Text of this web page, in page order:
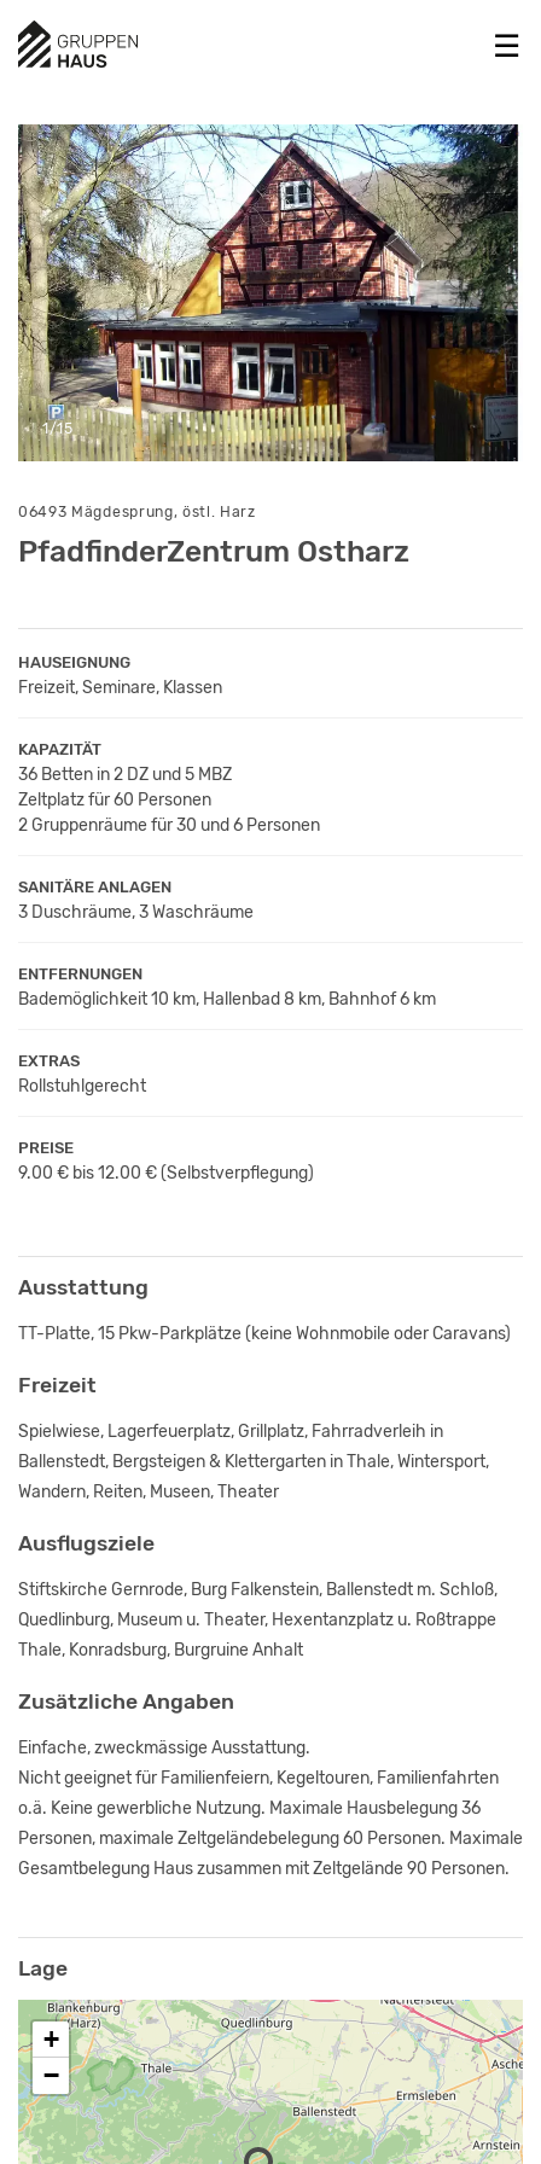
1/15
06493 Mägdesprung, östl. Harz
PfadfinderZentrum Ostharz
HAUSEIGNUNG
Freizeit, Seminare, Klassen
KAPAZITÄT
36 Betten in 2 DZ und 5 MBZ
Zeltplatz für 60 Personen
2 Gruppenräume für 30 und 6 Personen
SANITÄRE ANLAGEN
3 Duschräume, 3 Waschräume
ENTFERNUNGEN
Bademöglichkeit 10 km, Hallenbad 8 km, Bahnhof 6 km
EXTRAS
Rollstuhlgerecht
PREISE
9.00 € bis 12.00 €(Selbstverpflegung)
Ausstattung
TT-Platte, 15 Pkw-Parkplätze (keine Wohnmobile oder Caravans)
Freizeit
Spielwiese, Lagerfeuerplatz, Grillplatz, Fahrradverleih in
Ballenstedt, Bergsteigen & Klettergarten in Thale, Wintersport,
Wandern, Reiten, Museen, Theater
Ausflugsziele
Stiftskirche Gernrode, Burg Falkenstein, Ballenstedt m. Schloß,
Quedlinburg, Museum u. Theater, Hexentanzplatz u. Roßtrappe
Thale, Konradsburg, Burgruine Anhalt
Zusätzliche Angaben
Einfache, zweckmässige Ausstattung.
Nicht geeignet für Familienfeiern, Kegeltouren, Familienfahrten
o.ä. Keine gewerbliche Nutzung. Maximale Hausbelegung 36
Personen, maximale Zeltgeländebelegung 60 Personen. Maximale
Gesamtbelegung Haus zusammen mit Zeltgelände 90 Personen.
Lage
+
−